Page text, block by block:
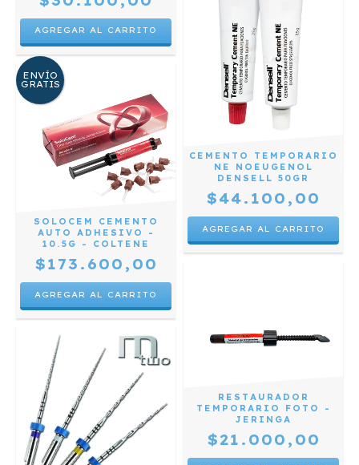
CEMENTO TEMPORARIO
NE NOEUGENOL
DENSELL 50GR
$44.100,00
ENVÍO
GRATIS
SOLOCEM CEMENTO
AUTO ADHESIVO -
10.5G - COLTENE
$173.600,00
RESTAURADOR
TEMPORARIO FOTO -
JERINGA
$21.000,00